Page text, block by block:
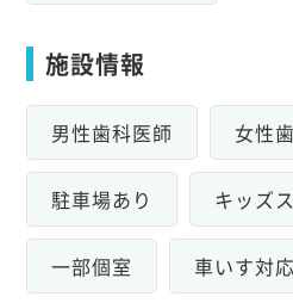
施設情報
男性歯科医師 女性
駐車場あり キッズ
一部個室 車いす対応